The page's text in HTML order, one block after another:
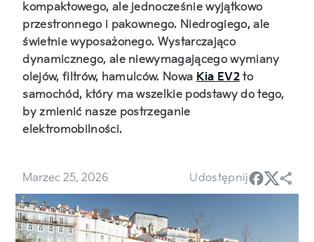
kompaktowego, ale jednocześnie wyjątkowo
przestronnego i pakownego. Niedrogiego, ale
świetnie wyposażonego. Wystarczająco
dynamicznego, ale niewymagającego wymiany
olejów, filtrów, hamulców. Nowa Kia EV2to
samochód, który ma wszelkie podstawy do tego,
by zmienić nasze postrzeganie
elektromobilności.
Marzec 25, 2026 Udostępnij